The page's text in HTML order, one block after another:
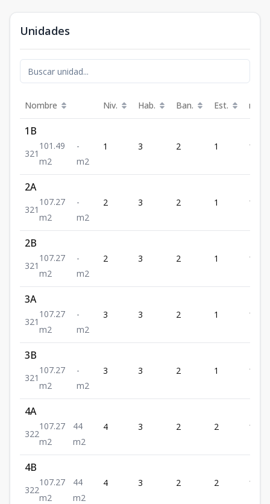
Unidades
Nombre Niv. Hab. Ban. Est. m²
1B
321
101.49
m2
-
m2
1 3 2 1
2A
321
107.27
m2
-
m2
2 3 2 1
2B
321
107.27
m2
-
m2
2 3 2 1
3A
321
107.27
m2
-
m2
3 3 2 1
3B
321
107.27
m2
-
m2
3 3 2 1
4A
322
107.27
m2
44
m2
4 3 2 2
4B
322
107.27
m2
44
m2
4 3 2 2